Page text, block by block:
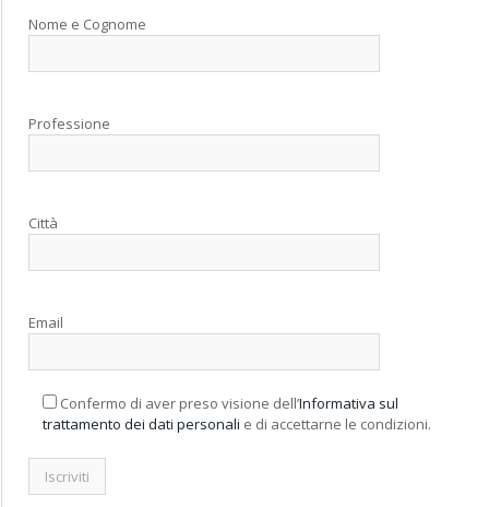
Nome e Cognome
Professione
Città
Email
Confermo di aver preso visione dell’Informativa sul
trattamento dei dati personali e di accettarne le condizioni.